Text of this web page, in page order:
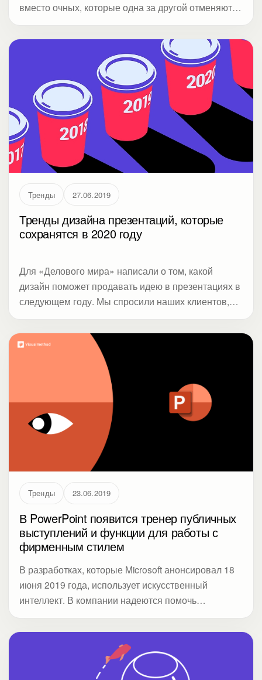
вместо очных, которые одна за другой отменяются
мероприятие вместо офлайнового из-за
Тренды 27.06.2019
Тренды дизайна презентаций, которые
сохранятся в 2020 году
Для «Делового мира» написали о том, какой
дизайн поможет продавать идею в презентациях в
следующем году. Мы спросили наших клиентов,
длительного использования: сайт, портал,
презентацию компании, что у них работало лучше
всего и какие дизайн-решения они будут
использовать в будущем. Получилось 8 трендов.
Читайте о них в блоге Студии Метод.
Тренды 23.06.2019
В PowerPoint появится тренер публичных
выступлений и функции для работы с
фирменным стилем
В разработках, которые Microsoft анонсировал 18
июня 2019 года, использует искусственный
интеллект. В компании надеются помочь
оформлять все слайды в едином корпоративном